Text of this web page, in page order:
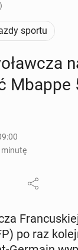
sportu
Mbappe
minutę
po raz